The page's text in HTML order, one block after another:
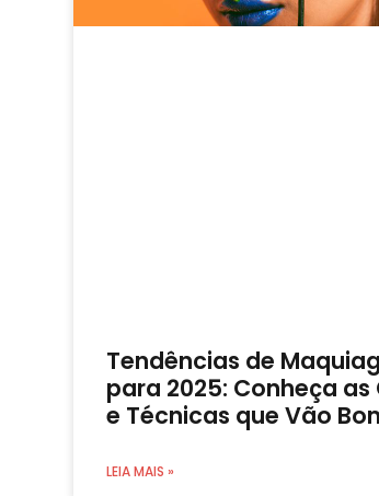
Tendências de
para 2025: Conheça as
e Técnicas que Vão
LEIA MAIS »